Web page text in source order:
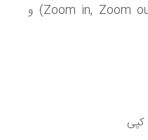
Zoom in, Zoom) و